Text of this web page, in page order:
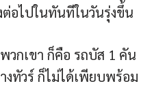
ต่อไปในทันทีในวันรุ่งขึ้น
วกเขา ก็คือ รถบัส 1 คัน
งทัวร์ ก็ไม่ได้เพียบพร้อม